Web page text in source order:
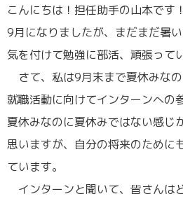
こんにちは！担任助手の山本です！
9月になりましたが、まだまだ暑
気を付けて勉強に部活、頑張って
さて、私は9月末まで夏休みなの
就職活動に向けてインターンへの
夏休みなのに夏休みではない感じ
思いますが、自分の将来のために
ています。
インターンと聞いて、皆さんは